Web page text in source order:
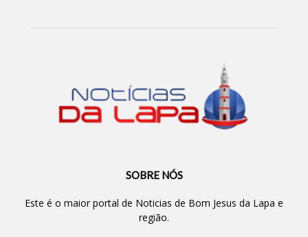
SOBRE NÓS
Este é o maior portal de Noticias de Bom Jesus da Lapa e
região.